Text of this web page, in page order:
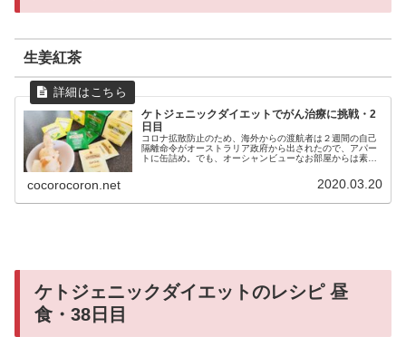
生姜紅茶
ケトジェニックダイエットでがん治療に挑戦・2
日目
コロナ拡散防止のため、海外からの渡航者は２週間の自己
隔離命令がオーストラリア政府から出されたので、アパー
トに缶詰め。でも、オーシャンビューなお部屋からは素敵
cocorocoron.net 2020.03.20
ケトジェニックダイエットのレシピ 昼
食・38日目